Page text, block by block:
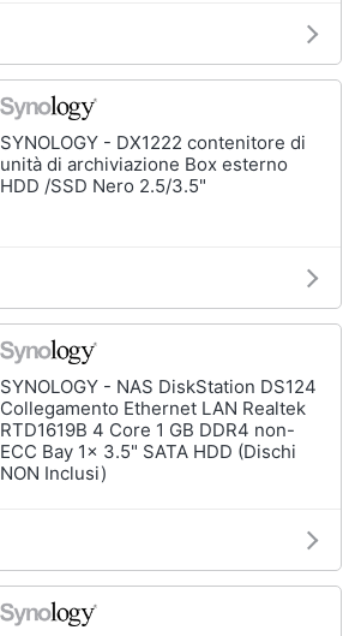
SYNOLOGY - DX1222 contenitore di
unità di archiviazione Box esterno
HDD /SSD Nero 2.5/3.5"
SYNOLOGY - NAS DiskStation DS124
Collegamento Ethernet LAN Realtek
RTD1619B 4 Core 1 GB DDR4 non-
ECC Bay 1x 3.5" SATA HDD (Dischi
NON Inclusi)